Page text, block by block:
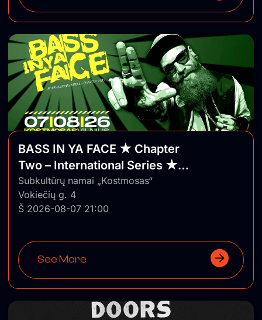
BASS IN YA FACE ★ Chapter
Two – International Series ★
Vilnius/Lithuania
Subkultūrų namai „Kostmosas“
Vokiečių g. 4
Š 2026-08-07 21:00
See More